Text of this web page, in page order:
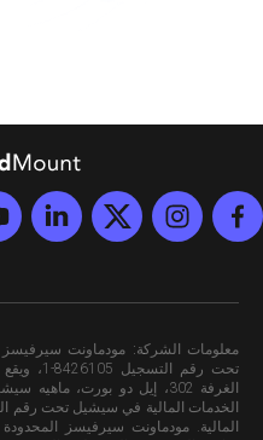
معلومات الشركة: مودماونت
الغرفة 302، إيل دو بورت،
المالية. مودماونت سيرفيسز